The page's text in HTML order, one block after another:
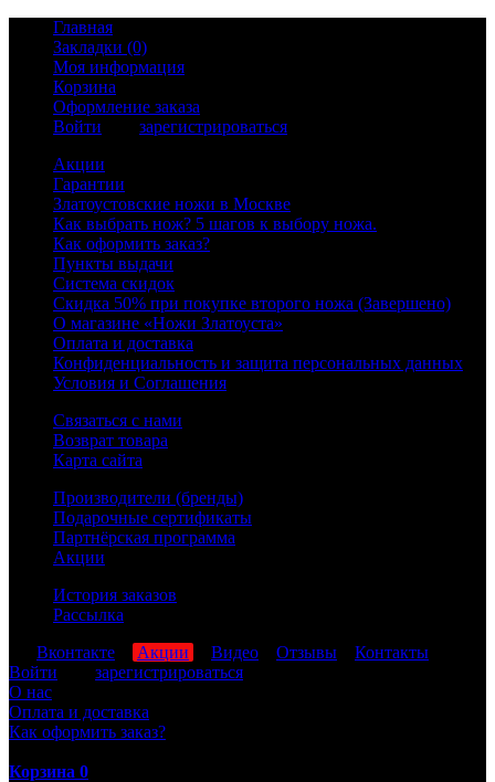
Главная
Закладки (0)
Моя информация
Корзина
Оформление заказа
Войти
зарегистрироваться
Акции
Гарантии
Златоустовские ножи в Москве
Как выбрать нож? 5 шагов к выбору ножа.
Как оформить заказ?
Пункты выдачи
Система скидок
Скидка 50% при покупке второго ножа (Завершено)
О магазине «Ножи Златоуста»
Оплата и доставка
Конфиденциальность и защита персональных данных
Условия и Соглашения
Связаться с нами
Возврат товара
Карта сайта
Производители (бренды)
Подарочные сертификаты
Партнёрская программа
Акции
История заказов
Рассылка
Вконтакте Акции Видео Отзывы
Контакты
Войти
зарегистрироваться
О нас
Оплата и доставка
Как оформить заказ?
Корзина 0